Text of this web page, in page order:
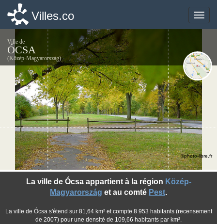
Toggle
Villes.co
Ville de
ÓCSA
(Közép-Magyarország)
La ville de Ócsa appartient à la région Közép-
Magyarország et au comté Pest.
La ville de Ócsa s'étend sur 81,64 km² et compte 8 953 habitants (recensement
de 2007) pour une densité de 109,66 habitants par km².
©photo-libre.fr
Toggle
Villes.co